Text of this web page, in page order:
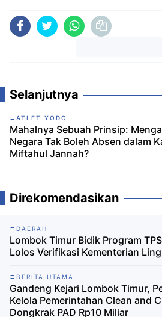
Selanjutnya
ATLET YODO
Mahalnya Sebuah Prinsip:
Negara Tak Boleh Absen dalam
Miftahul Jannah?
Direkomendasikan
DAERAH
Lombok Timur Bidik Program
Lolos Verifikasi Kementerian
BERITA UTAMA
Gandeng Kejari Lombok Timur,
Kelola Pemerintahan Clean and
Dongkrak PAD Rp10 Miliar